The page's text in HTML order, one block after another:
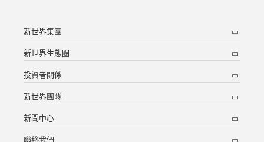
新世界集團
新世界生態圈
投資者關係
新世界團隊
新聞中心
聯絡我們